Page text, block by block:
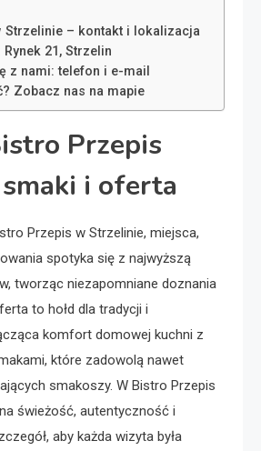
Strzelinie – kontakt i lokalizacja
21, Strzelin
z nami: telefon i e-mail
Zobacz nas na mapie
Przepis
i oferta
Przepis w Strzelinie, miejsca,
spotyka się z najwyższą
tworząc niezapomniane doznania
to hołd dla tradycji i
komfort domowej kuchni z
które zadowolą nawet
smakoszy. W Bistro Przepis
świeżość, autentyczność i
aby każda wizyta była